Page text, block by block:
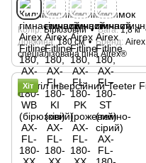
Колір Бірюзовий Вага 1,8 кг
Довжина 180 см Бренд Airex
спеціалізована піна Airex®
Хіт